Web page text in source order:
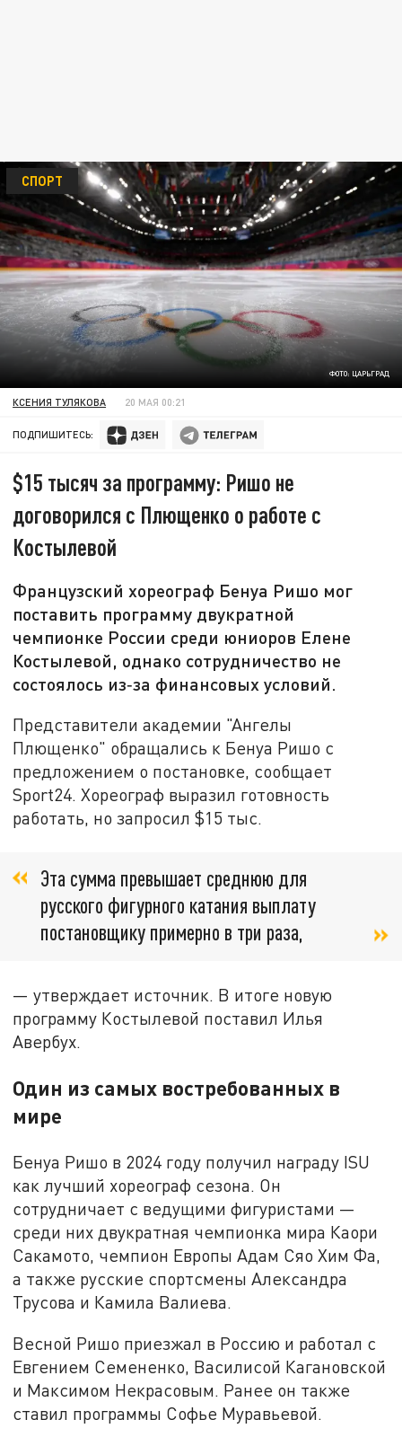
ФОТО: ЦАРЬГРАД
СПОРТ
КСЕНИЯ ТУЛЯКОВА 20 МАЯ 00:21
ПОДПИШИТЕСЬ:
$15 тысяч за программу: Ришо не
договорился с Плющенко о работе с
Костылевой
Французский хореограф Бенуа Ришо мог
поставить программу двукратной
чемпионке России среди юниоров Елене
Костылевой, однако сотрудничество не
состоялось из‑за финансовых условий.
Представители академии "Ангелы
Плющенко" обращались к Бенуа Ришо с
предложением о постановке, сообщает
Sport24. Хореограф выразил готовность
работать, но запросил $15 тыс.
Эта сумма превышает среднюю для
русского фигурного катания выплату
постановщику примерно в три раза,
— утверждает источник. В итоге новую
программу Костылевой поставил Илья
Авербух.
Один из самых востребованных в
мире
Бенуа Ришо в 2024 году получил награду ISU
как лучший хореограф сезона. Он
сотрудничает с ведущими фигуристами —
среди них двукратная чемпионка мира Каори
Сакамото, чемпион Европы Адам Сяо Хим Фа,
а также русские спортсмены Александра
Трусова и Камила Валиева.
Весной Ришо приезжал в Россию и работал с
Евгением Семененко, Василисой Кагановской
и Максимом Некрасовым. Ранее он также
ставил программы Софье Муравьевой.